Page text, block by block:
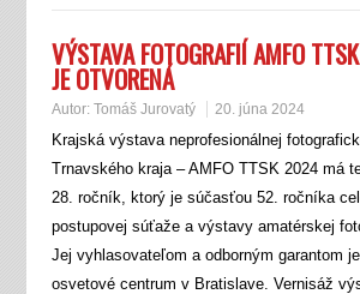
VÝSTAVA FOTOGRAFIÍ AMFO
JE OTVORENÁ
Autor: Tomáš Jurovatý 20. júna 2024
Krajská výstava neprofesionálnej
Trnavského kraja – AMFO TTSK 2024 má
28. ročník, ktorý je súčasťou 52. ročníka
postupovej súťaže a výstavy amatérskej
Jej vyhlasovateľom a odborným garantom
osvetové centrum v Bratislave. Vernisáž